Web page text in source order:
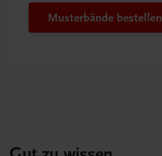
Musterbände bestellen